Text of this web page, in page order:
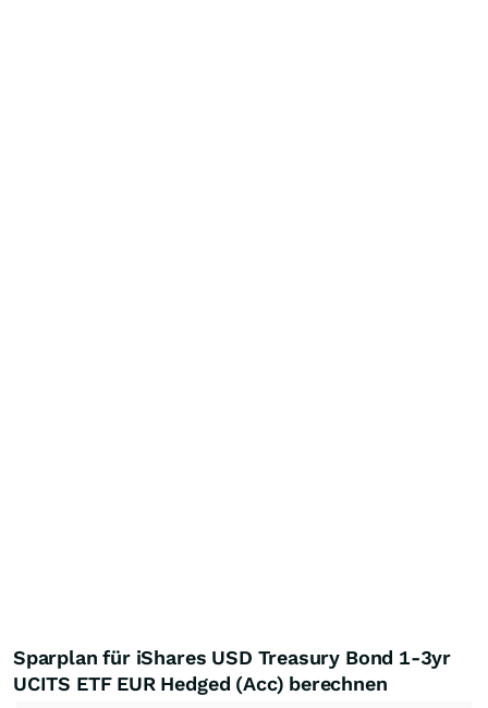
Sparplan für iShares USD Treasury Bond 1-3yr
UCITS ETF EUR Hedged (Acc) berechnen